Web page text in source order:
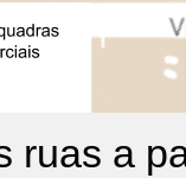
ruas a